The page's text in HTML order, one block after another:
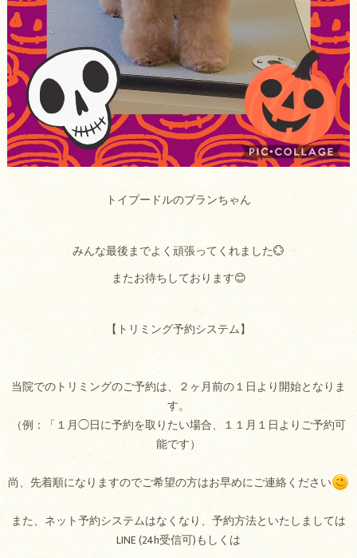
トイプードルのブランちゃん
みんな最後までよく頑張ってくれました💮
またお待ちしております😊
【トリミング予約システム】
当院でのトリミングのご予約は、２ヶ月前の１日より開始となりま
す。
（例：「１月◯日に予約を取りたい場合、１１月１日よりご予約可
能です）
尚、先着順になりますのでご希望の方はお早めにご連絡ください
また、ネット予約システムはなくなり、予約方法といたしましては
LINE (24h受信可)もしくは